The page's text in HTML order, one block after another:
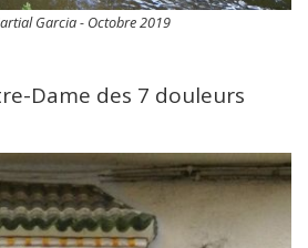
Garcia - Octobre 2019
Dame des 7 douleurs